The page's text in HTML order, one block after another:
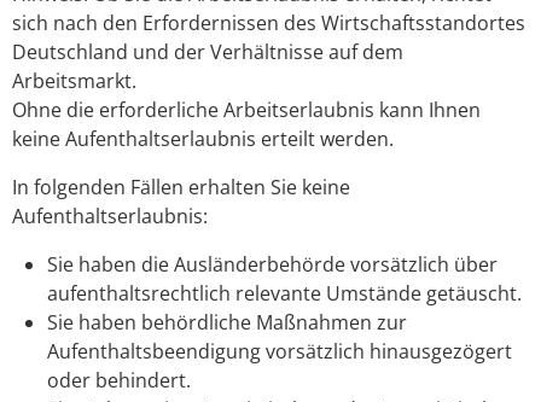
sich nach den Erfordernissen des Wirtschaftsstandortes
Deutschland und der Verhältnisse auf dem
Arbeitsmarkt.
Ohne die erforderliche Arbeitserlaubnis kann Ihnen
keine Aufenthaltserlaubnis erteilt werden.
In folgenden Fällen erhalten Sie keine
Aufenthaltserlaubnis:
Sie haben die Ausländerbehörde vorsätzlich über
aufenthaltsrechtlich relevante Umstände getäuscht.
Sie haben behördliche Maßnahmen zur
Aufenthaltsbeendigung vorsätzlich hinausgezögert
oder behindert.